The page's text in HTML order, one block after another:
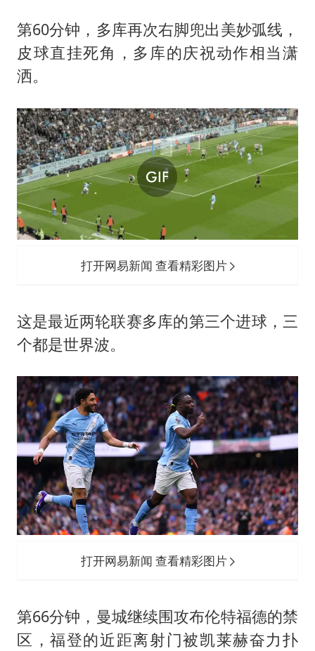
第60分钟，多库再次右脚兜出美妙弧线，
皮球直挂死角，多库的庆祝动作相当潇
洒。
打开网易新闻 查看精彩图片
这是最近两轮联赛多库的第三个进球，三
个都是世界波。
打开网易新闻 查看精彩图片
第66分钟，曼城继续围攻布伦特福德的禁
区，福登的近距离射门被凯莱赫奋力扑